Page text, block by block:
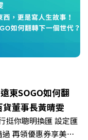
態應對壓力？ 🔺如
身而退？ 主持人／
爾模式溝通引導師、
袋的盲點，也順手理
遠見》更多的社群：
bit.ly/38jNi9k
東SOGO如何翻
董事長黃晴雯
挺你聰明換匯 設定匯
再領優惠券享美金